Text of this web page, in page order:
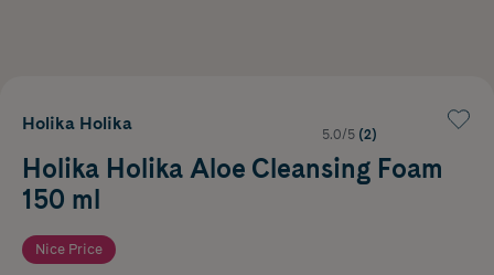
Holika Holika
5.0/5 (2)
Holika Holika Aloe Cleansing Foam
150 ml
Nice Price